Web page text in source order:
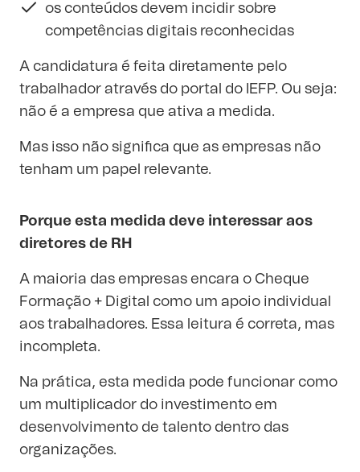
os conteúdos devem incidir sobre
competências digitais reconhecidas
A candidatura é feita diretamente pelo
trabalhador através do portal do IEFP. Ou seja:
não é a empresa que ativa a medida.
Mas isso não significa que as empresas não
tenham um papel relevante.
Porque esta medida deve interessar aos
diretores de RH
A maioria das empresas encara o Cheque
Formação + Digital como um apoio individual
aos trabalhadores. Essa leitura é correta, mas
incompleta.
Na prática, esta medida pode funcionar como
um multiplicador do investimento em
desenvolvimento de talento dentro das
organizações.